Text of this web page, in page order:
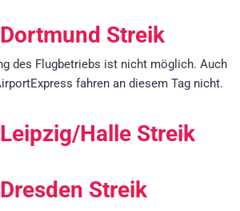
Streik
des Flugbetriebs ist nicht möglich. Auch
fahren an diesem Tag nicht.
Halle Streik
Streik